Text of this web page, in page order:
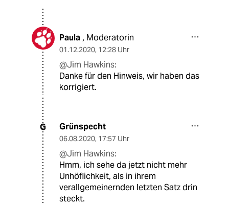
Paula , Moderatorin
01.12.2020, 12:28 Uhr
@Jim Hawkins:
Danke für den Hinweis, wir haben das
korrigiert.
G Grünspecht
06.08.2020, 17:57 Uhr
@Jim Hawkins:
Hmm, ich sehe da jetzt nicht mehr
Unhöflichkeit, als in ihrem
verallgemeinernden letzten Satz drin
steckt.